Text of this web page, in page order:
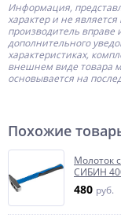
Информация,
характер и не
производитель вправе
дополнительного
характеристиках,
внешнем виде товара
основывается на
Похожие
Молоток
СИБИН
480 руб.